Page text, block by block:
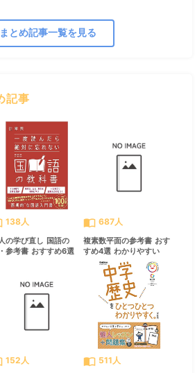
まとめ記事一覧を見る
記事
138人
の学び直し 国語の
参考書 おすすめ6選
import_contacts 687人
複素数平面の参考書 おす
すめ4選 わかりやすい
152人 import_contacts 511人